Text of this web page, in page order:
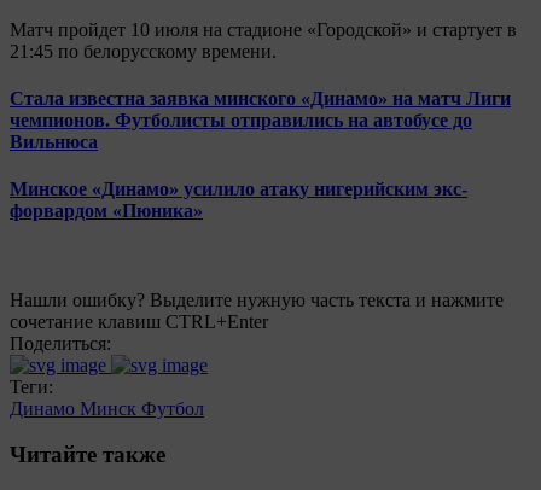
Матч пройдет 10 июля на стадионе «Городской» и стартует в
21:45 по белорусскому времени.
Стала известна заявка минского «Динамо» на матч Лиги
чемпионов. Футболисты отправились на автобусе до
Вильнюса
Минское «Динамо» усилило атаку нигерийским экс-
форвардом «Пюника»
Нашли ошибку? Выделите нужную часть текста и нажмите
сочетание клавиш CTRL+Enter
Поделиться:
Теги:
Динамо Минск Футбол
Читайте также